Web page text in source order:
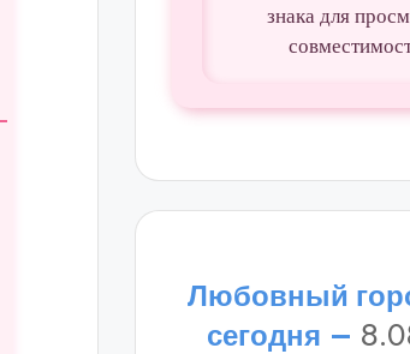
знака для
Любовный
сегодня —